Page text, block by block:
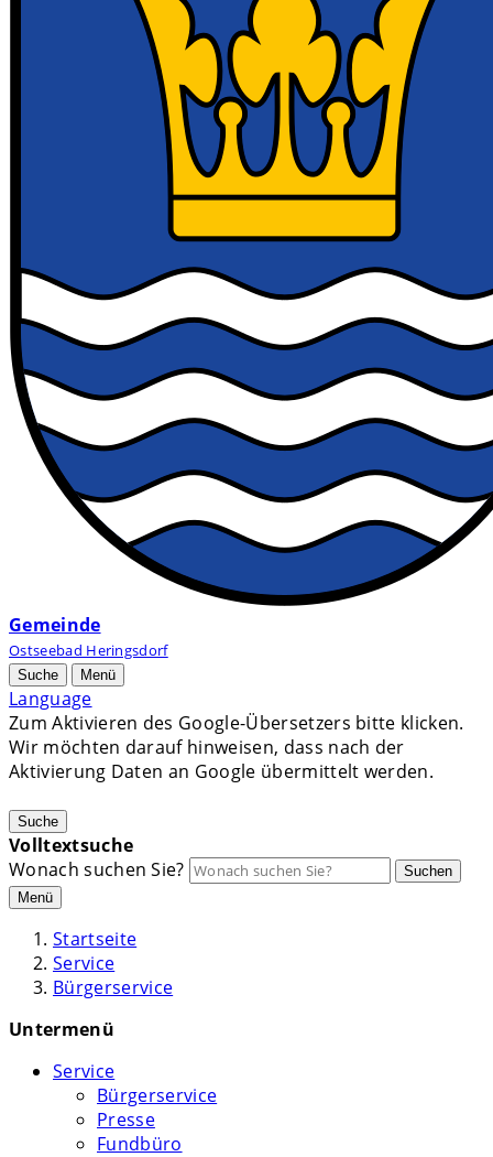
Gemeinde
Ostseebad Heringsdorf
Suche Menü
Language
Zum Aktivieren des Google-Übersetzers bitte klicken.
Wir möchten darauf hinweisen, dass nach der
Aktivierung Daten an Google übermittelt werden.
Suche
Volltextsuche
Wonach suchen Sie?
Suchen
Menü
Startseite
Service
Bürgerservice
Untermenü
Service
Bürgerservice
Presse
Fundbüro